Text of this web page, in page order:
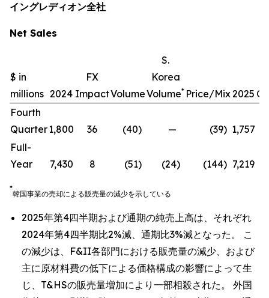
イングレディオン全社
Net Sales
$ in
millions 2024
FX
ImpactVolume
S.
Korea
Volume* Price/Mix2025
Fourth
Quarter1,800 36 (40) — (39) 1,757
Full-
Year
7,430 8 (51) (24) (144) 7,219
*
韓国事業の売却による販売量の減少を示している
2025年第4四半期および通期の純売上高は、それぞれ
2024年第4四半期比2%減、通期比3%減となった。 こ
の減少は、F&II各部門における販売量の減少、および
主に原材料費の低下による価格構成の影響によって生
じ、T&HSの販売量増加により一部相殺された。 外国